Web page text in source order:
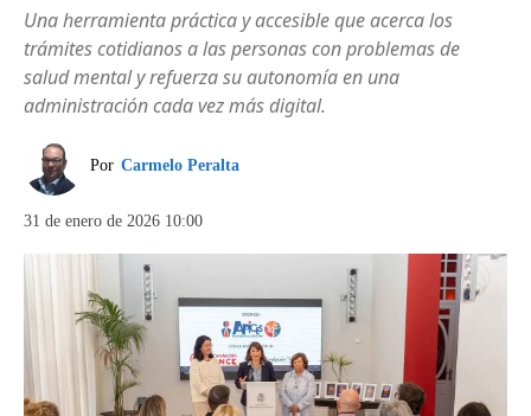
Una herramienta práctica y accesible que acerca los
trámites cotidianos a las personas con problemas de
salud mental y refuerza su autonomía en una
administración cada vez más digital.
Por Carmelo Peralta
31 de enero de 2026 10:00